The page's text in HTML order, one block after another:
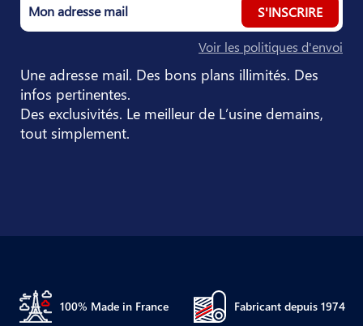
S'INSCRIRE
Voir les politiques d'envoi
Une adresse mail. Des bons plans illimités. Des
infos pertinentes.
Des exclusivités. Le meilleur de L’usine demains,
tout simplement.
100% Made in France Fabricant depuis 1974